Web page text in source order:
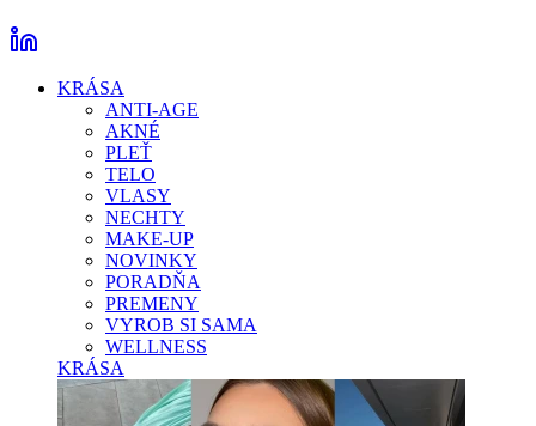
KRÁSA
ANTI-AGE
AKNÉ
PLEŤ
TELO
VLASY
NECHTY
MAKE-UP
NOVINKY
PORADŇA
PREMENY
VYROB SI SAMA
WELLNESS
KRÁSA